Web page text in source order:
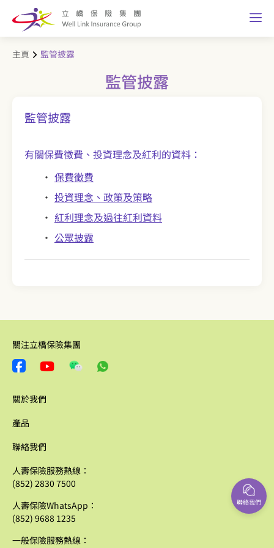
主頁 監管披露
監管披露
監管披露
有關保費徵費、投資理念及紅利的資料：
保費徵費
投資理念、政策及策略
紅利理念及過往紅利資料
公眾披露
關注立橋保險集團
關於我們
產品
聯絡我們
人壽保險服務熱線：
(852) 2830 7500
人壽保險WhatsApp：
(852) 9688 1235
一般保險服務熱線：
聯絡我們